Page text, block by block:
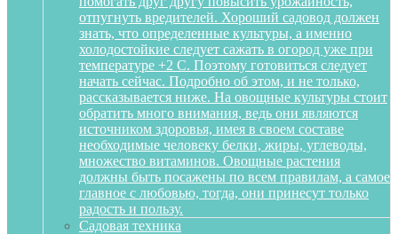
отпугнуть вредителей. Хороший садовод должен
знать, что определенные культуры, а именно
холодостойкие следует сажать в огород уже при
температуре +2 С. Поэтому готовиться следует
начать сейчас. Подробно об этом, и не только,
рассказывается ниже. На овощные культуры стоит
обратить много внимания, ведь они являются
источником здоровья, имея в своем составе
необходимые человеку белки, жиры, углеводы,
множество витаминов. Овощные растения
должны быть посажены по всем правилам, а самое
главное с любовью, тогда, они принесут только
радость и пользу.
Садовая техника